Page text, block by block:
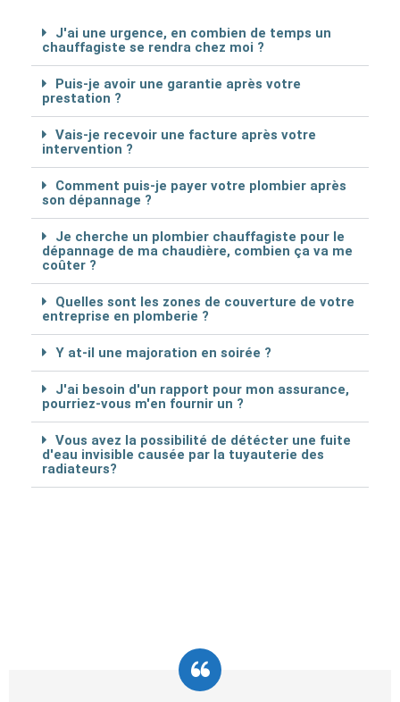
J'ai une urgence, en combien de temps un
chauffagiste se rendra chez moi ?
Puis-je avoir une garantie après votre
prestation ?
Vais-je recevoir une facture après votre
intervention ?
Comment puis-je payer votre plombier après
son dépannage ?
Je cherche un plombier chauffagiste pour le
dépannage de ma chaudière, combien ça va me
coûter ?
Quelles sont les zones de couverture de votre
entreprise en plomberie ?
Y at-il une majoration en soirée ?
J'ai besoin d'un rapport pour mon assurance,
pourriez-vous m'en fournir un ?
Vous avez la possibilité de détécter une fuite
d'eau invisible causée par la tuyauterie des
radiateurs?